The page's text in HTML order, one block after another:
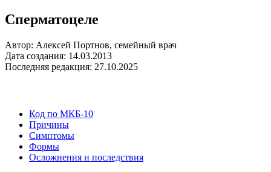
Сперматоцеле
Автор: Алексей Портнов, семейный врач
Дата создания: 14.03.2013
Последняя редакция: 27.10.2025
Код по МКБ-10
Причины
Симптомы
Формы
Осложнения и последствия